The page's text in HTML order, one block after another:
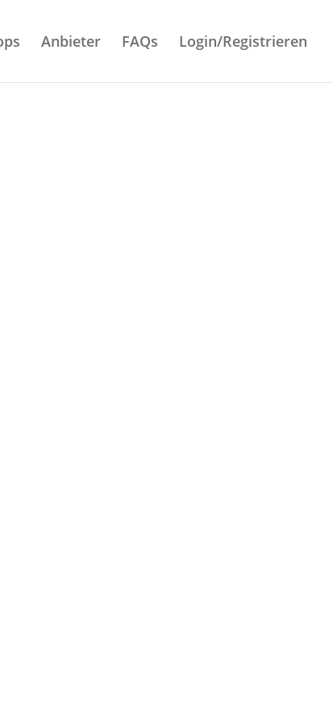
Anbieter FAQs Login/Registrieren